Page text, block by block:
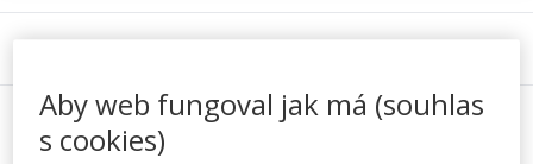
Aby web fungoval jak má (souhlas
s cookies)